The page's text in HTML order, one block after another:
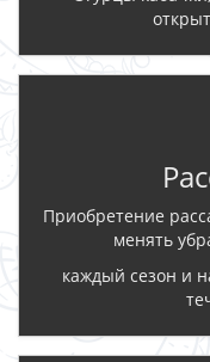
Приобретение
менять
каждый сезон и